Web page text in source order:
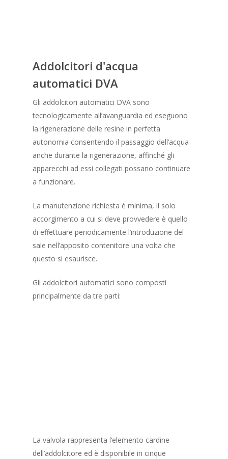
Addolcitori d'acqua
automatici DVA
Gli addolcitori automatici DVA sono
tecnologicamente all’avanguardia ed eseguono
la rigenerazione delle resine in perfetta
autonomia consentendo il passaggio dell’acqua
anche durante la rigenerazione, affinché gli
apparecchi ad essi collegati possano continuare
a funzionare.
La manutenzione richiesta è minima, il solo
accorgimento a cui si deve provvedere è quello
di effettuare periodicamente l’introduzione del
sale nell’apposito contenitore una volta che
questo si esaurisce.
Gli addolcitori automatici sono composti
principalmente da tre parti:
La valvola rappresenta l’elemento cardine
dell’addolcitore ed è disponibile in cinque